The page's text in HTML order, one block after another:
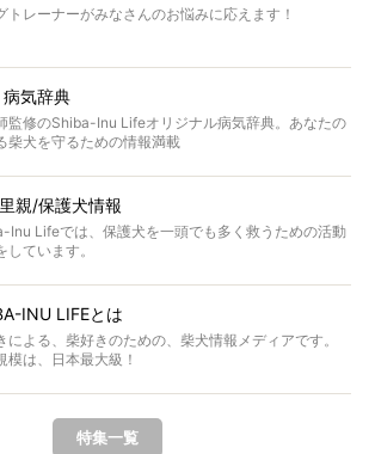
トレーナーがみなさんのお悩みに応えます！
気辞典
監修のShiba-Inu Lifeオリジナル病気辞典。あなたの
柴犬を守るための情報満載
親/保護犬情報
Inu Lifeでは、保護犬を一頭でも多く救うための活動
しています。
INU LIFEとは
による、柴好きのための、柴犬情報メディアです。
模は、日本最大級！
特集一覧